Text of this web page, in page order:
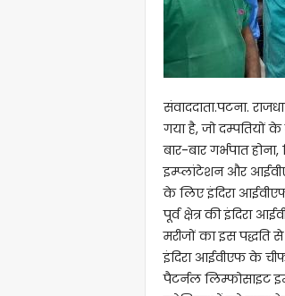
संवाददाता.पटना.
गया है, जो दम्पतियों
बार-बार गर्भपात
इम्प्लांटेशन और
के लिए इंदिरा
पूर्व क्षेत्र की इंदिरा
मरीजों का इस पद्धति से
इंदिरा आईवीएफ के
पैटर्नल लिम्फोसाइट